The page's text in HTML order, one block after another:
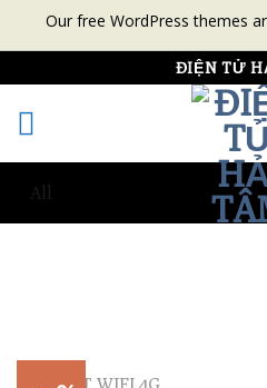
content
ĐIỆN TỬ
Our free WordPress themes